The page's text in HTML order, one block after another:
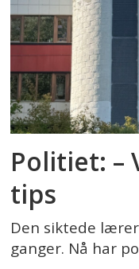
Politiet: –
tips
Den siktede
ganger. Nå har